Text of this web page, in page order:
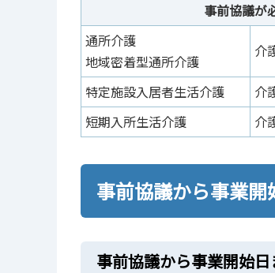
事前協議が
通所介護
地域密着型通所介護
介
特定施設入居者生活介護
介
短期入所生活介護
介
事前協議から事業
事前協議から事業開始